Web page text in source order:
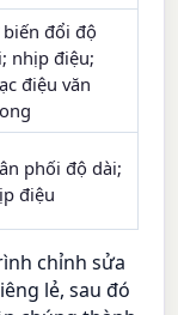
biến đổi độ
nhịp điệu;
điệu văn
phối độ dài;
điệu
chỉnh sửa
lẻ, sau đó